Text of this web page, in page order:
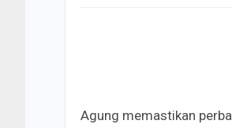
Agung memastikan